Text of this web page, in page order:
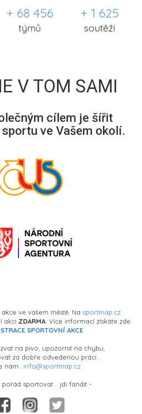
+ 68 456
týmů
+ 1 625
soutěží
V TOM SAMI
cílem je šířit
ve Vašem okolí.
ve vašem městě. Na sportmap.cz
akci ZDARMA . Více informací získáte zde:
SPORTOVNÍ AKCE
na pivo, upozornit na chybu,
za dobře odvedenou práci ..
nám.. info@sportmap.cz
pořád sportovat .. jdi fandit -